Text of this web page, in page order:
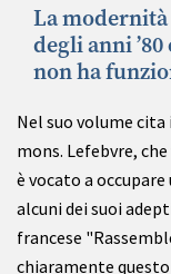
La
degli anni
non ha
Nel suo volume
mons. Lefebvre,
è vocato a
alcuni dei suoi
francese
chiaramente